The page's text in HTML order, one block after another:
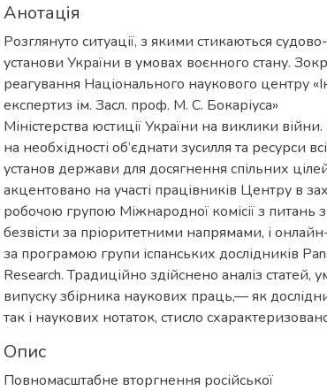
Анотація
Розглянуто ситуації, з якими стикаються
установи України в умовах воєнного стану.
реагування Національного наукового центру
експертиз ім. Засл. проф. М. С. Бокаріуса»
Міністерства юстиції України на виклики
на необхідності об’єднати зусилля та ресурси
установ держави для досягнення спільних
акцентовано на участі працівників Центру в
робочою групою Міжнародної комісії з питань
безвісти за пріоритетними напрямами, і
за програмою групи іспанських дослідників
Research. Традиційно здійснено аналіз статей,
випуску збірника наукових праць,— як
так і наукових нотаток, стисло
Опис
Повномасштабне вторгнення російської